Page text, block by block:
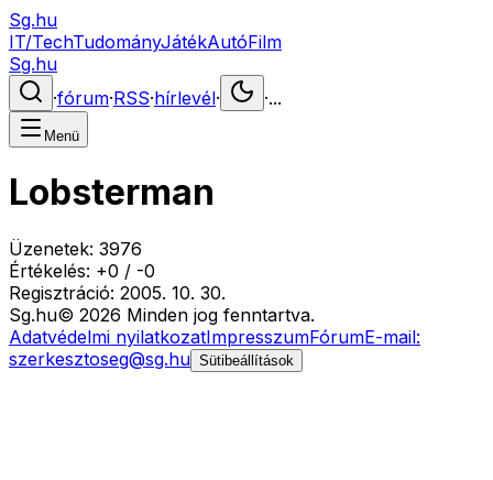
Sg.hu
IT/TechTudományJátékAutóFilm
Sg.hu
·fórum·RSS·hírlevél· ·...
Menü
Lobsterman
Üzenetek: 3976
Értékelés: +0 / -0
Regisztráció: 2005. 10. 30.
Sg.hu© 2026 Minden jog fenntartva.
Adatvédelmi nyilatkozatImpresszumFórumE-mail:
szerkesztoseg@sg.hu Sütibeállítások